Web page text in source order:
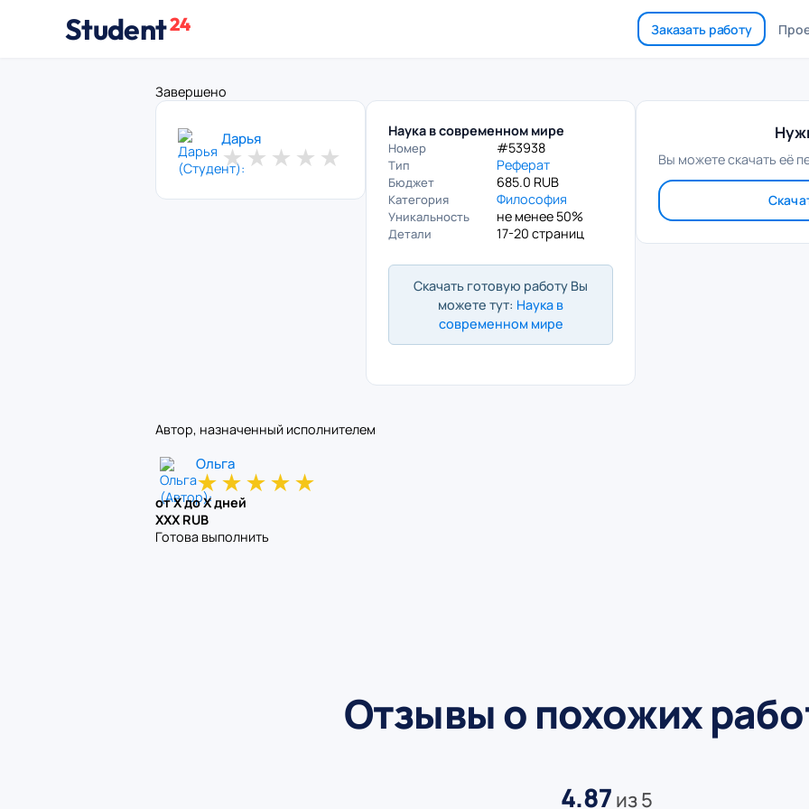
Student24 Заказать работу
Завершено
Дарья
★ ★ ★ ★ ★
Наука в современном мире
Номер #53938
Тип Реферат
Бюджет 685.0 RUB
Категория Философия
Уникальность не менее 50%
Детали 17-20 страниц
Скачать готовую работу Вы
можете тут: Наука в
современном мире
Вы можете скачать её
Автор, назначенный исполнителем
Ольга
★★★★★
от X до X дней
XXX RUB
Готова выполнить
Отзывы о похожих
4.87 из 5